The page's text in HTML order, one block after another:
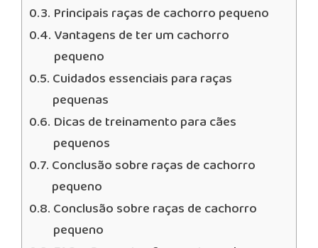
Principais raças de cachorro pequeno
Vantagens de ter um cachorro
pequeno
Cuidados essenciais para raças
pequenas
Dicas de treinamento para cães
pequenos
Conclusão sobre raças de cachorro
pequeno
Conclusão sobre raças de cachorro
pequeno